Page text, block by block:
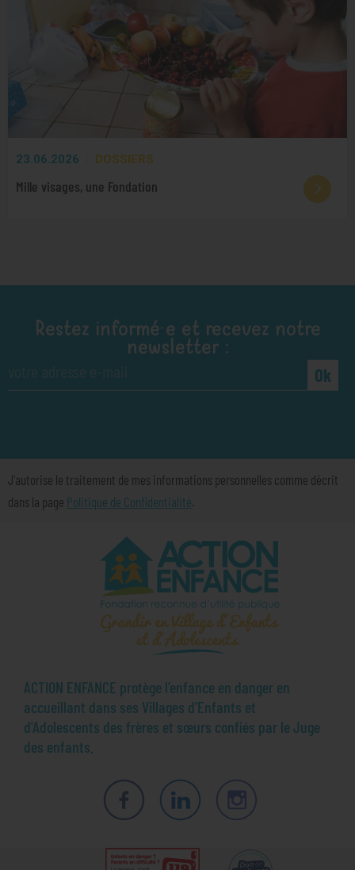
23.06.2026 DOSSIERS
Mille visages, une Fondation
Restez informé·e et recevez notre
newsletter :
Ok
J'autorise le traitement de mes informations personnelles comme décrit
dans la page Politique de Confidentialité.
ACTION ENFANCE protège l’enfance en danger en
accueillant dans ses Villages d’Enfants et
d'Adolescents des frères et sœurs confiés par le Juge
des enfants.